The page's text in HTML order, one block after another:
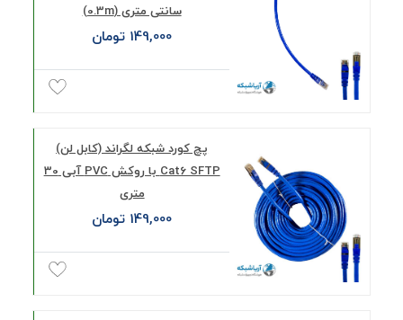
سانتی متری (0.3m)
149,000 تومان
پچ کورد شبکه لگراند (کابل لن)
Cat6 SFTP با روکش PVC آبی 30
متری
149,000 تومان